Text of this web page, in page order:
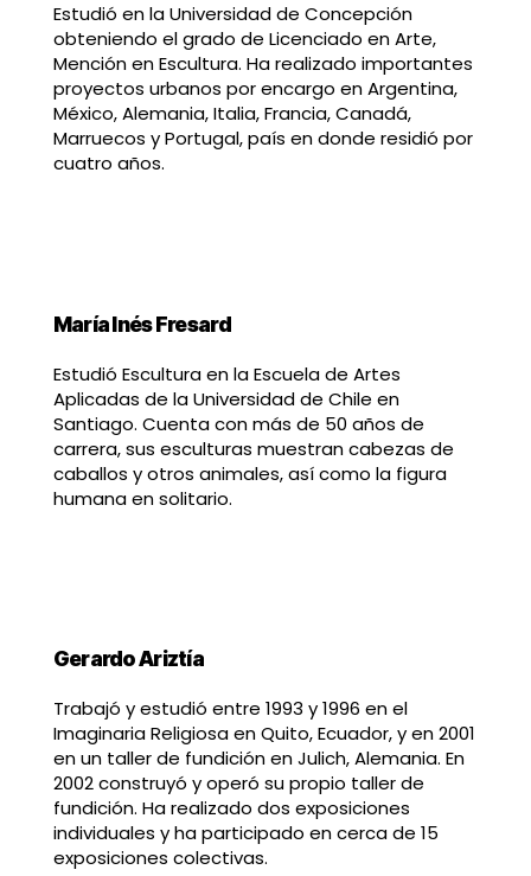
Estudió en la Universidad de Concepción
obteniendo el grado de Licenciado en Arte,
Mención en Escultura. Ha realizado importantes
proyectos urbanos por encargo en Argentina,
México, Alemania, Italia, Francia, Canadá,
Marruecos y Portugal, país en donde residió por
cuatro años.
María Inés Fresard
Estudió Escultura en la Escuela de Artes
Aplicadas de la Universidad de Chile en
Santiago. Cuenta con más de 50 años de
carrera, sus esculturas muestran cabezas de
caballos y otros animales, así como la figura
humana en solitario.
Gerardo Ariztía
Trabajó y estudió entre 1993 y 1996 en el
Imaginaria Religiosa en Quito, Ecuador, y en 2001
en un taller de fundición en Julich, Alemania. En
2002 construyó y operó su propio taller de
fundición. Ha realizado dos exposiciones
individuales y ha participado en cerca de 15
exposiciones colectivas.